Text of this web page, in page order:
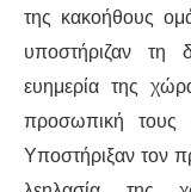
της κακοήθους
υποστήριζαν τη
ευημερία της
προσωπική τους
Υποστήριξαν τον